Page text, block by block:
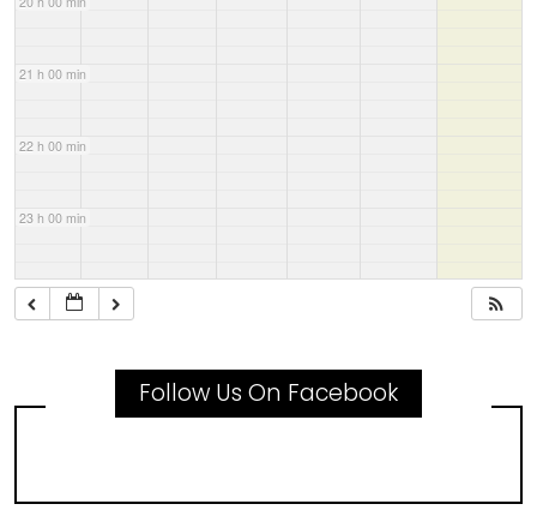
21 h 00 min
22 h 00 min
23 h 00 min
Follow Us On Facebook